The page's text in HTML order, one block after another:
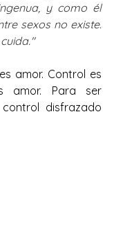
y como él
sexos no existe.
amor. Control es
amor. Para ser
disfrazado